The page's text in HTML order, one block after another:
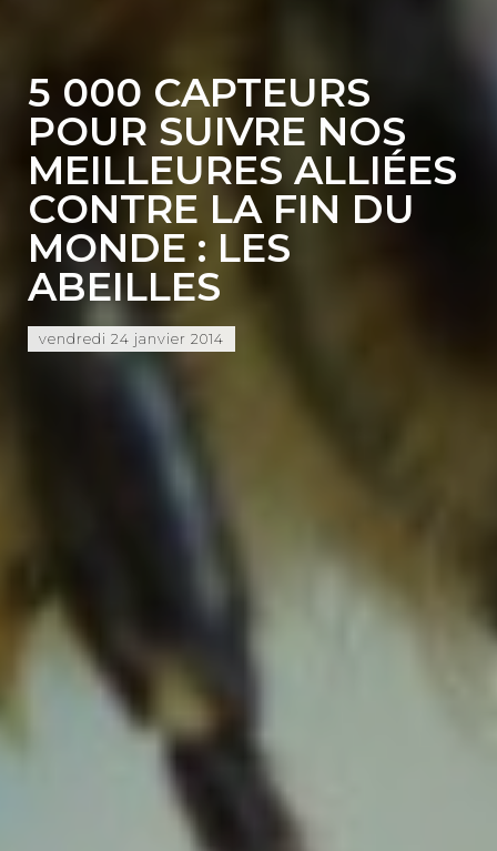
5 000 CAPTEURS
POUR SUIVRE NOS
MEILLEURES ALLIÉES
CONTRE LA FIN DU
MONDE : LES
ABEILLES
vendredi 24 janvier 2014